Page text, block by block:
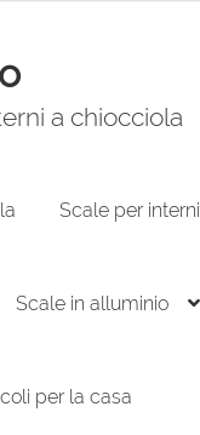
a chiocciola
Scale per interni
Scale in alluminio
per la casa
€.
attuale